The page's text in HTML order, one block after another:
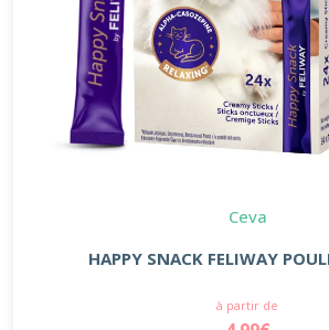
Ceva
HAPPY SNACK FELIWAY
à partir de